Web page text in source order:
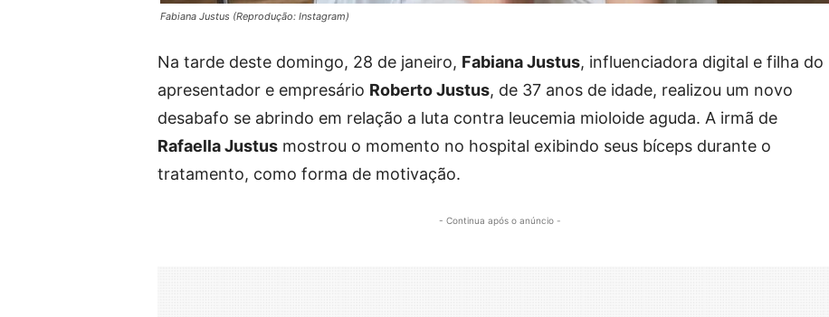
Fabiana Justus (Reprodução: Instagram)
Na tarde deste domingo, 28 de janeiro, Fabiana Justus, influenciadora digital e filha do
apresentador e empresário Roberto Justus, de 37 anos de idade, realizou um novo
desabafo se abrindo em relação a luta contra leucemia mioloide aguda. A irmã de
Rafaella Justus mostrou o momento no hospital exibindo seus bíceps durante o
tratamento, como forma de motivação.
- Continua após o anúncio -